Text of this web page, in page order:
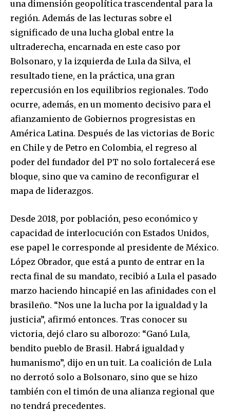
una dimensión geopolítica trascendental para la
región. Además de las lecturas sobre el
significado de una lucha global entre la
ultraderecha, encarnada en este caso por
Bolsonaro, y la izquierda de Lula da Silva, el
resultado tiene, en la práctica, una gran
repercusión en los equilibrios regionales. Todo
ocurre, además, en un momento decisivo para el
afianzamiento de Gobiernos progresistas en
América Latina. Después de las victorias de Boric
en Chile y de Petro en Colombia, el regreso al
poder del fundador del PT no solo fortalecerá ese
bloque, sino que va camino de reconfigurar el
mapa de liderazgos.
Desde 2018, por población, peso económico y
capacidad de interlocución con Estados Unidos,
ese papel le corresponde al presidente de México.
López Obrador, que está a punto de entrar en la
recta final de su mandato, recibió a Lula el pasado
marzo haciendo hincapié en las afinidades con el
brasileño. “Nos une la lucha por la igualdad y la
justicia”, afirmó entonces. Tras conocer su
victoria, dejó claro su alborozo: “Ganó Lula,
bendito pueblo de Brasil. Habrá igualdad y
humanismo”, dijo en un tuit. La coalición de Lula
no derrotó solo a Bolsonaro, sino que se hizo
también con el timón de una alianza regional que
no tendrá precedentes.